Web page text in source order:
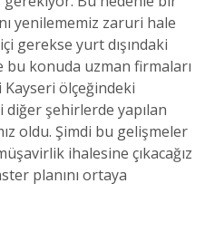
yenilememiz zaruri hale
gerekse yurt dışındaki
bu konuda uzman firmaları
ölçeğindeki
şehirlerde yapılan
oldu. Şimdi bu gelişmeler
ihalesine çıkacağız
planını ortaya